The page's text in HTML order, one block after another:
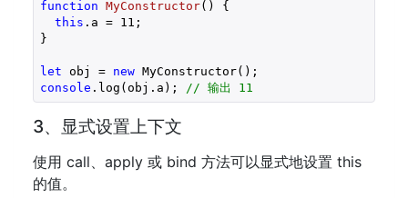
function MyConstructor( ) {
this .a = 11 ;
}
let obj = new
console .log(obj.a); // 输出 11
3、显式设置上下文
使用 call、apply 或 bind 方法可以显式地设置 this
的值。